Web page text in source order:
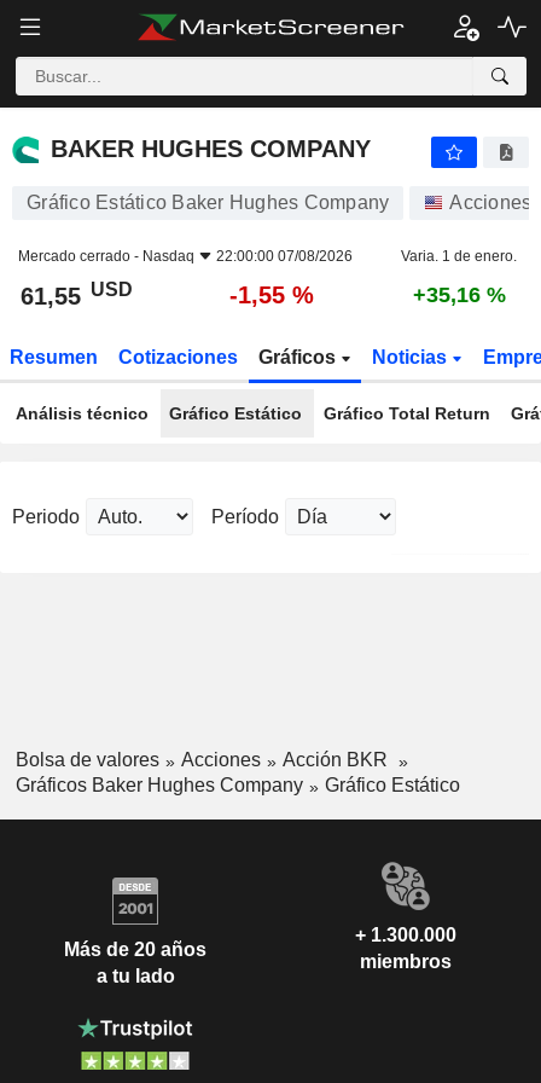
BAKER HUGHES COMPANY
BAKER HUGHES COMPANY
Gráfico Estático Baker Hughes Company Acciones
Mercado cerrado - Nasdaq 22:00:00 07/08/2026 Varia. 1 de enero.
61,55 USD -1,55 % +35,16 %
Resumen Cotizaciones Gráficos Noticias
Análisis técnico Gráfico Estático Gráfico Total Return
Periodo Período
Bolsa de valores Acciones
Acción BKR
Gráficos Baker Hughes Company
Gráfico Estático
Más de 20 años
a tu lado
+ 1.300.000
miembros